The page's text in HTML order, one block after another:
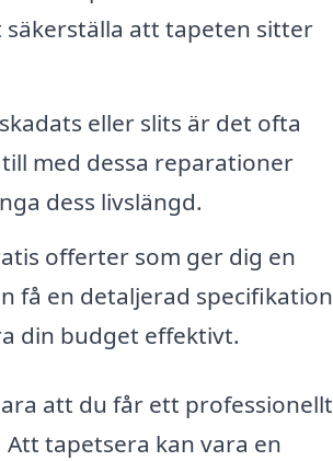
att tapeten sitter
eller slits är det ofta
med dessa reparationer
dess livslängd.
offerter som ger dig en
få en detaljerad specifikation
din budget effektivt.
att du får ett professionellt
tapetsera kan vara en